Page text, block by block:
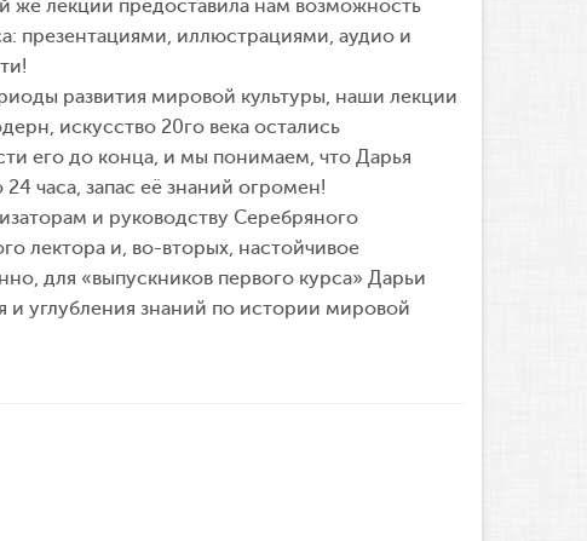
же лекции предоставила нам возможность
презентациями, иллюстрациями, аудио и
развития мировой культуры, наши лекции
искусство 20го века остались
его до конца, и мы понимаем, что Дарья
часа, запас её знаний огромен!
и руководству Серебряного
лектора и, во-вторых, настойчивое
для «выпускников первого курса» Дарьи
и углубления знаний по истории мировой